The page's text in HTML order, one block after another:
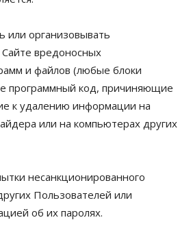
или организовывать
вредоносных
и файлов (любые блоки
программный код, причиняющие
к удалению информации на
или на компьютерах других
несанкционированного
Пользователей или
об их паролях.